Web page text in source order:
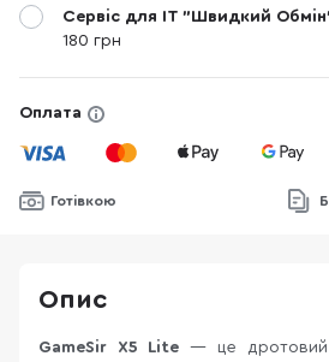
Сервіс для IT "Швидкий
180 грн
Оплата
Готівкою
Опис
GameSir X5 Lite— це дротовий